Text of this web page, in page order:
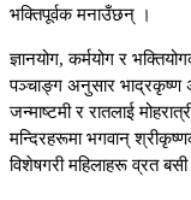
भक्तिपूर्वक मनाउँछन् ।
ज्ञानयोग, कर्मयोग र
पञ्चाङ्ग अनुसार भाद्रकृष्ण
जन्माष्टमी र रातलाई
मन्दिरहरूमा भगवान्
विशेषगरी महिलाहरू व्रत